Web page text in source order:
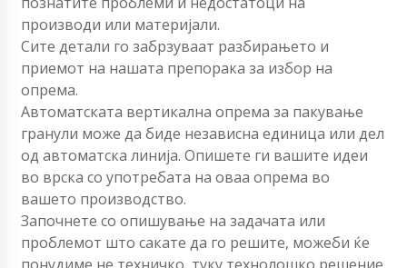
производи или материјали.
Сите детали го забрзуваат разбирањето и
приемот на нашата препорака за избор на
опрема.
Автоматската вертикална опрема за пакување
гранули може да биде независна единица или дел
од автоматска линија. Опишете ги вашите идеи
во врска со употребата на оваа опрема во
вашето производство.
Започнете со опишување на задачата или
проблемот што сакате да го решите, можеби ќе
понудиме не техничко, туку технолошко решение.